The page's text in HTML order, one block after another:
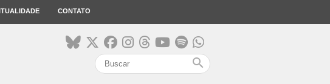
CONTATO
search